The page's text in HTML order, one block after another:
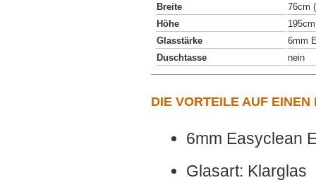
Breite
76cm
Höhe
195cm
Glasstärke
6mm
Duschtasse
nein
DIE VORTEILE AUF EINEN
6mm Easyclean
Glasart: Klarglas